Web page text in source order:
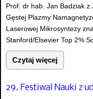
Prof. dr hab. Jan Badziak z
Gęstej Plazmy
Laserowej Mikrosyntezy
Stanford/Elsevier Top 2%
Czytaj więcej
29. Festiwal Nauki z